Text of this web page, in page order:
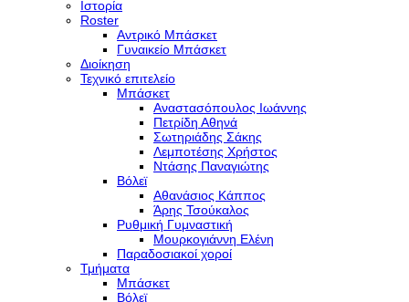
Ιστορία
Roster
Αντρικό Μπάσκετ
Γυναικείο Μπάσκετ
Διοίκηση
Τεχνικό επιτελείο
Μπάσκετ
Αναστασόπουλος Ιωάννης
Πετρίδη Αθηνά
Σωτηριάδης Σάκης
Λεμποτέσης Χρήστος
Ντάσης Παναγιώτης
Βόλεϊ
Αθανάσιος Κάππος
Άρης Τσούκαλος
Ρυθμική Γυμναστική
Μουρκογιάννη Ελένη
Παραδοσιακοί χοροί
Τμήματα
Μπάσκετ
Βόλεϊ